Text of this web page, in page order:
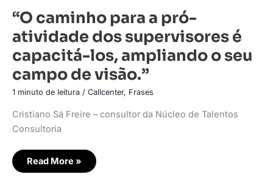
“O caminho para a pró-
atividade dos supervisores é
capacitá-los, ampliando o seu
campo de visão.”
1 minuto de leitura / Callcenter, Frases
Cristiano Sá Freire – consultor da Núcleo de Talentos
Consultoria
“O
caminho
para
a
pró-
atividade
dos
supervisores
é
capacitá-
los,
o
seu
campo
visão.”
Read More »